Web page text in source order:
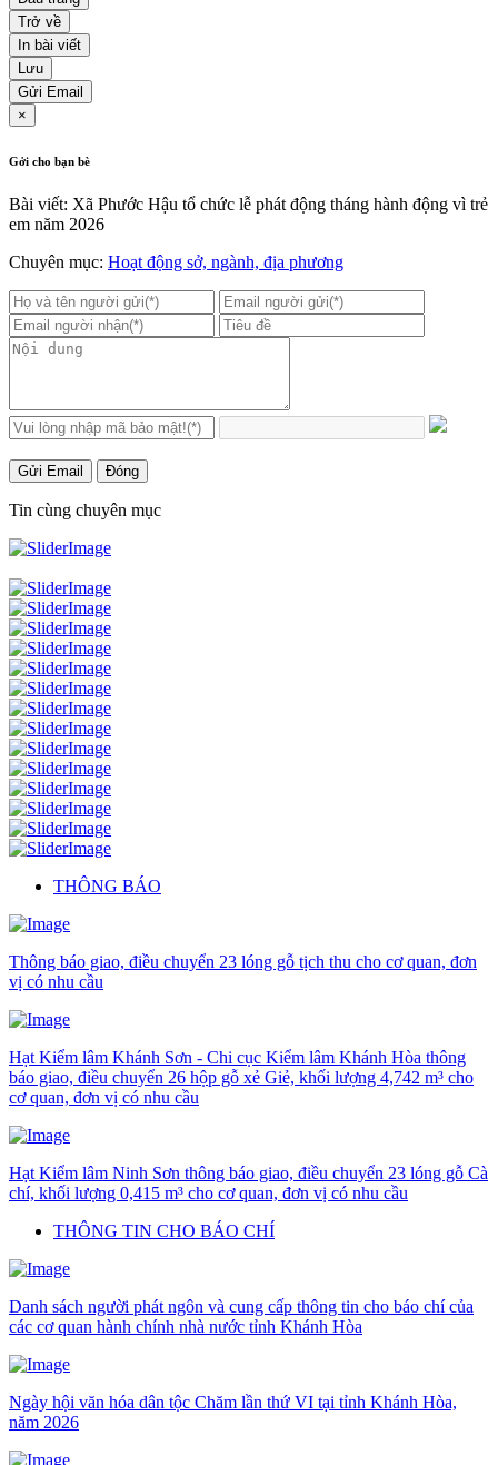
Trở về
In bài viết
Lưu
Gửi Email
×
Gởi cho bạn bè
Bài viết: Xã Phước Hậu tổ chức lễ phát động tháng hành động vì trẻ
em năm 2026
Chuyên mục: Hoạt động sở, ngành, địa phương
Gửi Email Đóng
Tin cùng chuyên mục
THÔNG BÁO
Thông báo giao, điều chuyển 23 lóng gỗ tịch thu cho cơ quan, đơn
vị có nhu cầu
Hạt Kiểm lâm Khánh Sơn - Chi cục Kiểm lâm Khánh Hòa thông
báo giao, điều chuyển 26 hộp gỗ xẻ Giẻ, khối lượng 4,742 m³ cho
cơ quan, đơn vị có nhu cầu
Hạt Kiểm lâm Ninh Sơn thông báo giao, điều chuyển 23 lóng gỗ Cà
chí, khối lượng 0,415 m³ cho cơ quan, đơn vị có nhu cầu
THÔNG TIN CHO BÁO CHÍ
Danh sách người phát ngôn và cung cấp thông tin cho báo chí của
các cơ quan hành chính nhà nước tỉnh Khánh Hòa
Ngày hội văn hóa dân tộc Chăm lần thứ VI tại tỉnh Khánh Hòa,
năm 2026